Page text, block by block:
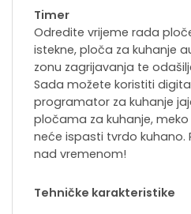
Timer
Odredite vrijeme rada
istekne, ploča za kuhanje
zonu zagrijavanja te
Sada možete koristiti
programator za kuhanje
pločama za kuhanje,
neće ispasti tvrdo kuhano.
nad vremenom!
Tehničke karakteristike